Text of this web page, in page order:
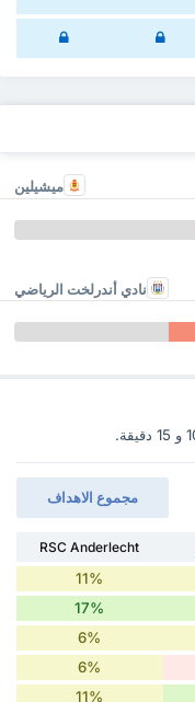
ميشيلين
نادي أندرلخت الرياضي
مجموع الاهداف
RSC Anderlecht
11%
17%
6%
6%
11%